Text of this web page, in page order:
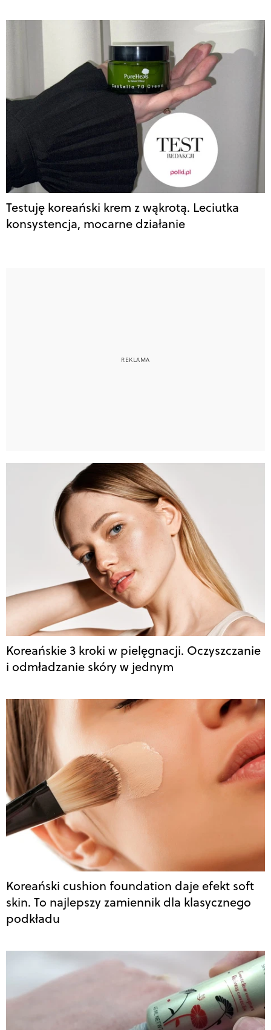
Testuję koreański krem z wąkrotą. Leciutka
konsystencja, mocarne działanie
Koreańskie 3 kroki w pielęgnacji. Oczyszczanie
i odmładzanie skóry w jednym
Koreański cushion foundation daje efekt soft
skin. To najlepszy zamiennik dla klasycznego
podkładu